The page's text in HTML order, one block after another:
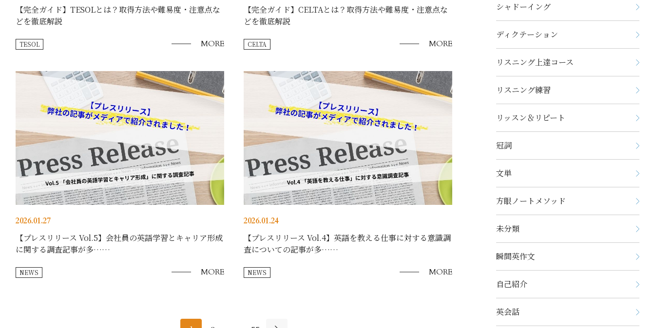
【完全ガイド】TESOLとは？取得方法や難易度・注意点な
どを徹底解説
TESOL MORE
【完全ガイド】CELTAとは？取得方法や難易度・注意点な
どを徹底解説
CELTA MORE
2026.01.27
【プレスリリース Vol.5】会社員の英語学習とキャリア形成
に関する調査記事が多……
NEWS MORE
2026.01.24
【プレスリリース Vol.4】英語を教える仕事に対する意識調
査についての記事が多……
NEWS MORE
シャドーイング
ディクテーション
リスニング上達コース
リスニング練習
リッスン＆リピート
冠詞
文単
方眼ノートメソッド
未分類
瞬間英作文
自己紹介
英会話